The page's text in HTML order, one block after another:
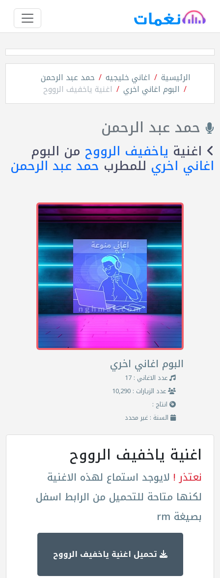
الرئيسية اغاني خليجيه حمد عبد الرحمن
البوم اغاني اخري اغنية ياخفيف الرووح
حمد عبد الرحمن
اغنية ياخفيف الرووح من البوم
اغاني اخري للمطربحمد عبد الرحمن
البوم اغاني اخري
عدد الاغاني : 17
عدد الزيارات : 10,290
انتاج :
السنة : غير محدد
اغنية ياخفيف الرووح
نعتذر ! لايوجد استماع لهذه الاغنية
لكنها متاحة للتحميل من الرابط اسفل
بصيغة rm
تحميل اغنية ياخفيف الرووح